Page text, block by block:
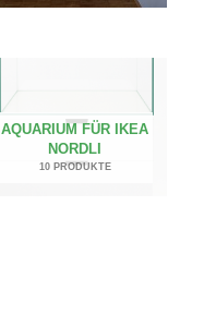
AQUARIUM FÜR IKEA
NORDLI
10 PRODUKTE